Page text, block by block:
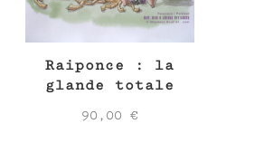
Raiponce : la
glande totale
90,00€